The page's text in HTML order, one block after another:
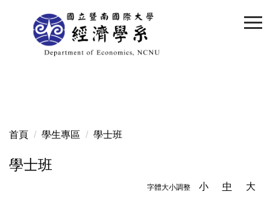
首頁 學生專區 學士班
學士班
字體大小調整 小 中 大